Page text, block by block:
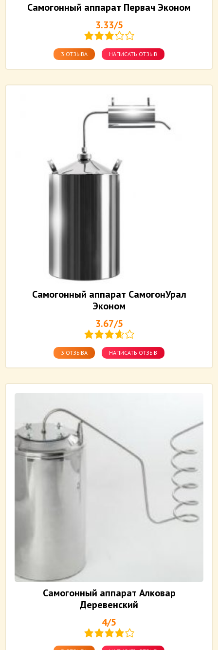
Самогонный аппарат Первач Эконом
3.33/5
3 ОТЗЫВА НАПИСАТЬ ОТЗЫВ
Самогонный аппарат СамогонУрал
Эконом
3.67/5
3 ОТЗЫВА НАПИСАТЬ ОТЗЫВ
Самогонный аппарат Алковар
Деревенский
4/5